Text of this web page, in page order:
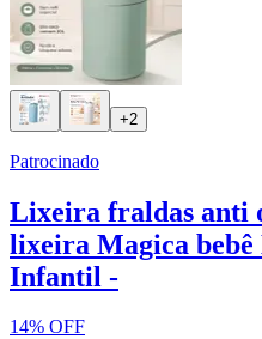
+2
Patrocinado
Lixeira fraldas anti
lixeira Magica
Infantil -
14% OFF